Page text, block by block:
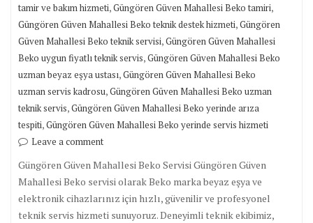
tamir ve bakım hizmeti,Güngören Güven Mahallesi Beko tamiri,
Güngören Güven Mahallesi Beko teknik destek hizmeti,Güngören
Güven Mahallesi Beko teknik servisi,Güngören Güven Mahallesi
Beko uygun fiyatlı teknik servis,Güngören Güven Mahallesi Beko
uzman beyaz eşya ustası,Güngören Güven Mahallesi Beko
uzman servis kadrosu,Güngören Güven Mahallesi Beko uzman
teknik servis,Güngören Güven Mahallesi Beko yerinde arıza
tespiti,Güngören Güven Mahallesi Beko yerinde servis hizmeti
Leave a comment
Güngören Güven Mahallesi Beko Servisi Güngören Güven
Mahallesi Beko servisi olarak Beko marka beyaz eşya ve
elektronik cihazlarınız için hızlı, güvenilir ve profesyonel
teknik servis hizmeti sunuyoruz. Deneyimli teknik ekibimiz,